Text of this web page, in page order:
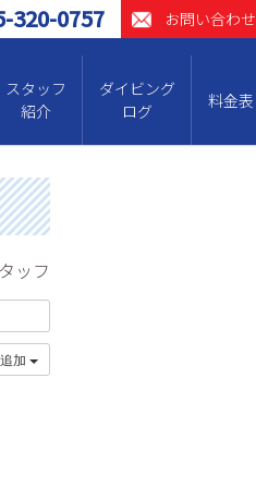
お問い合わせ
320-0757
スタッフ
紹介
ダイビング
ログ
料金表
ッフ
加